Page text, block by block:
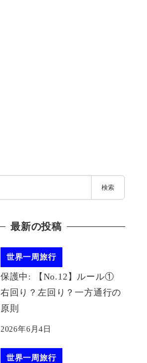
検索
最新の投稿
世界一周旅行
保護中: 【No.12】ルール①
右回り？左回り？一方通行の
原則
2026年6月4日
世界一周旅行